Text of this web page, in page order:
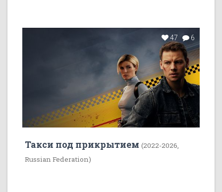
47 6
Такси под прикрытием (2022-2026,
Russian Federation)